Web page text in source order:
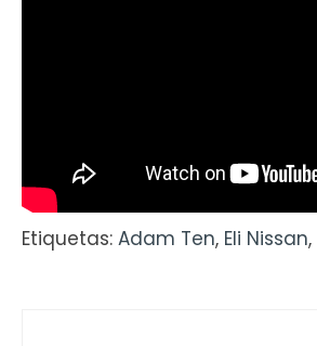
Etiquetas: Adam Ten, Eli Nissan,